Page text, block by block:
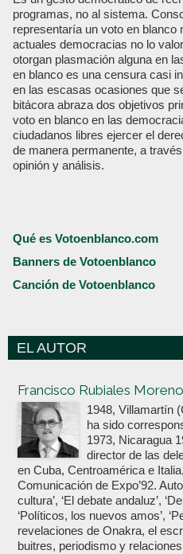
programas, no al sistema.
representaría un voto en
actuales democracias no lo
otorgan plasmación alguna en
en blanco es una censura casi
en las escasas ocasiones que
bitácora abraza dos objetivos
voto en blanco en las
ciudadanos libres ejercer el
de manera permanente, a
opinión y análisis.
Qué es Votoenblanco.com
Banners de Votoenblanco
Canción de Votoenblanco
EL AUTOR
Francisco Rubiales Moreno
1948, Villamartín
ha sido
1973, Nicaragua
director de las
en Cuba, Centroamérica e
Comunicación de Expo’92.
cultura’, ‘El debate andaluz’,
‘Políticos, los nuevos amos’,
revelaciones de Onakra, el
buitres, periodismo y